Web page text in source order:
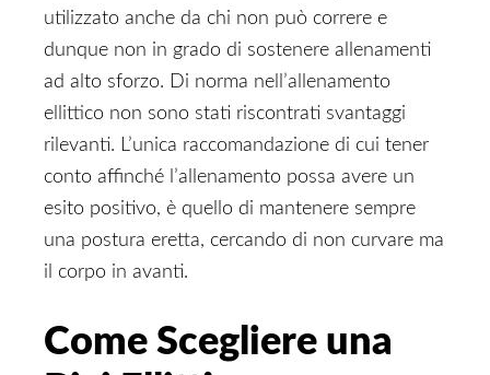
utilizzato anche da chi non può correre e
dunque non in grado di sostenere allenamenti
ad alto sforzo. Di norma nell’allenamento
ellittico non sono stati riscontrati svantaggi
rilevanti. L’unica raccomandazione di cui tener
conto affinché l’allenamento possa avere un
esito positivo, è quello di mantenere sempre
una postura eretta, cercando di non curvare ma
il corpo in avanti.
Come Scegliere una